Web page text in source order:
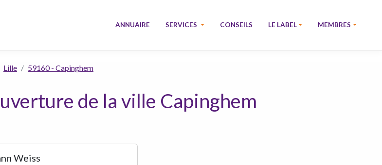
ANNUAIRE SERVICES CONSEILS LE LABEL MEMBRES
Lille 59160 - Capinghem
de la ville Capinghem
Weiss